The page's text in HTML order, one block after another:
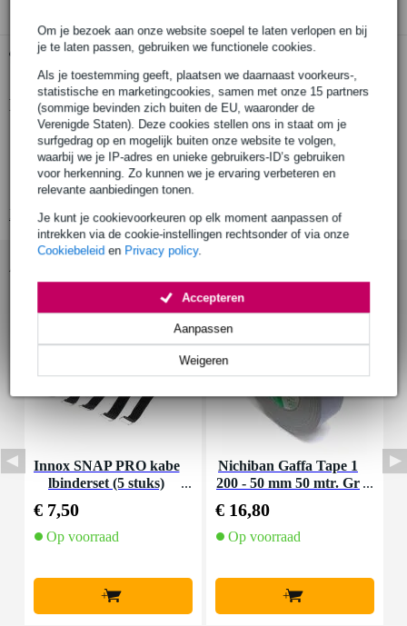
Om je bezoek aan onze website soepel te laten verlopen en bij
je te laten passen, gebruiken we functionele cookies.
Als je toestemming geeft, plaatsen we daarnaast voorkeurs-,
statistische en marketingcookies, samen met onze 15 partners
(sommige bevinden zich buiten de EU, waaronder de
Verenigde Staten). Deze cookies stellen ons in staat om je
surfgedrag op en mogelijk buiten onze website te volgen,
waarbij we je IP-adres en unieke gebruikers-ID’s gebruiken
voor herkenning. Zo kunnen we je ervaring verbeteren en
relevante aanbiedingen tonen.
Je kunt je cookievoorkeuren op elk moment aanpassen of
intrekken via de cookie-instellingen rechtsonder of via onze
Cookiebeleid en Privacy policy.
Weigeren
Aanpassen
Accepteren
Gratis ophalen in de winkel
Productinformatie
toslink female - mini-plug male
vergulde contacten
set van 2 stuks
Bekijk alle productspecificaties
Innox SNAP PRO kabe
lbinderset (5 stuks)
€ 7,50
Op voorraad
+
Nichiban Gaffa Tape 1
200 - 50 mm 50 mtr. Gr
€ 16,80
Op voorraad
+